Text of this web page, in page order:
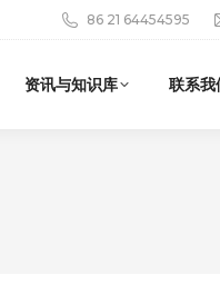
86 21 64454595
资讯与知识库 联系我